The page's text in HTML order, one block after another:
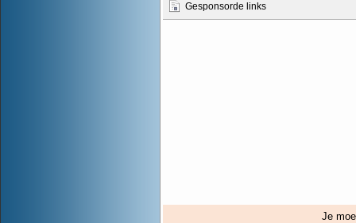
Gesponsorde links
Je